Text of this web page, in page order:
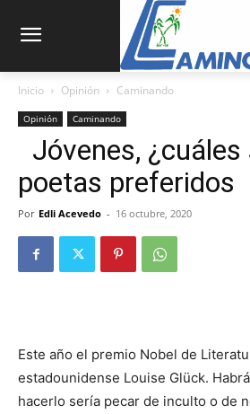
Inicio Opinión Caminando
Opinión Caminando
Jóvenes,
poetas preferidos
Por Edli Acevedo - 16 octubre, 2020
Este año el premio Nobel de
estadou­nidense Louise Glück.
hacerlo sería pecar de inculto o de